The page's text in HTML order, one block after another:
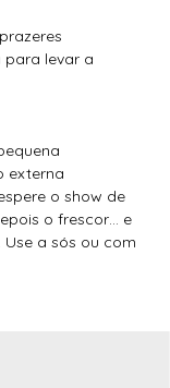
para levar a
externa
o show de
o frescor… e
a sós ou com